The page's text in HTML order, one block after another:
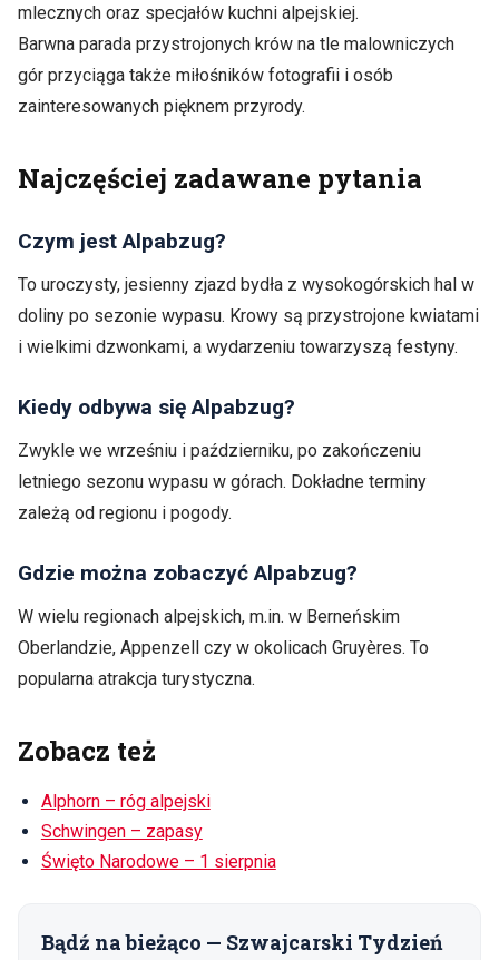
mlecznych oraz specjałów kuchni alpejskiej.
Barwna parada przystrojonych krów na tle malowniczych
gór przyciąga także miłośników fotografii i osób
zainteresowanych pięknem przyrody.
Najczęściej zadawane pytania
Czym jest Alpabzug?
To uroczysty, jesienny zjazd bydła z wysokogórskich hal w
doliny po sezonie wypasu. Krowy są przystrojone kwiatami
i wielkimi dzwonkami, a wydarzeniu towarzyszą festyny.
Kiedy odbywa się Alpabzug?
Zwykle we wrześniu i październiku, po zakończeniu
letniego sezonu wypasu w górach. Dokładne terminy
zależą od regionu i pogody.
Gdzie można zobaczyć Alpabzug?
W wielu regionach alpejskich, m.in. w Berneńskim
Oberlandzie, Appenzell czy w okolicach Gruyères. To
popularna atrakcja turystyczna.
Zobacz też
Alphorn – róg alpejski
Schwingen – zapasy
Święto Narodowe – 1 sierpnia
Bądź na bieżąco — Szwajcarski Tydzień